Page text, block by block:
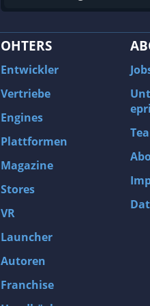
OHTERS
Entwickler
Vertriebe
Engines
Plattformen
Magazine
Stores
VR
Launcher
Autoren
Franchise